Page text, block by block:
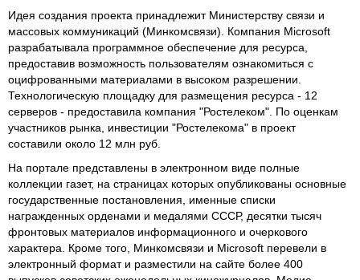
Идея создания проекта принадлежит Министерству связи и
массовых коммуникаций (Минкомсвязи). Компания Microsoft
разрабатывала программное обеспечение для ресурса,
предоставив возможность пользователям ознакомиться с
оцифрованными материалами в высоком разрешении.
Технологическую площадку для размещения ресурса - 12
серверов - предоставила компания "Ростелеком". По оценкам
участников рынка, инвестиции "Ростелекома" в проект
составили около 12 млн руб.
На портале представлены в электронном виде полные
коллекции газет, на страницах которых опубликованы основные
государственные постановления, именные списки
награжденных орденами и медалями СССР, десятки тысяч
фронтовых материалов информационного и очеркового
характера. Кроме того, Минкомсвязи и Microsoft перевели в
электронный формат и разместили на сайте более 400